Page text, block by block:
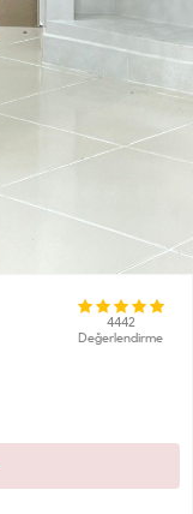
4442
Değerlendirme